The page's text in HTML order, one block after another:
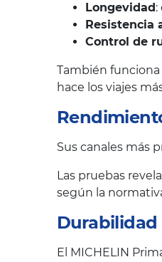
Longevidad :
Resistencia
Control de
También
hace los viajes
Sus canales más
Las pruebas
según la
El MICHELIN